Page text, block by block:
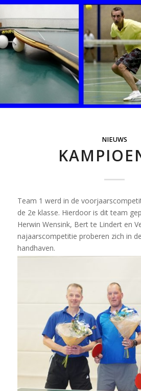
NIEUWS
Team 1 werd in de
de 2e klasse. Hierdoor is dit team
Herwin Wensink, Bert te Lindert en
najaarscompetitie proberen zich in
handhaven.